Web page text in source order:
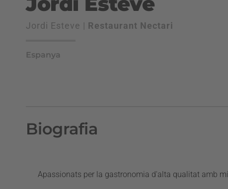
Jordi Esteve | Restaurant Nectari
Espanya
Biografia
Apassionats per la gastronomia d'alta qualitat amb